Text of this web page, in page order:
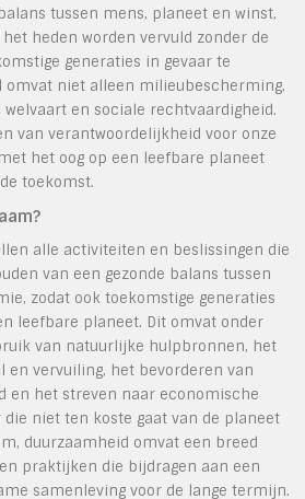
tussen mens, planeet en winst,
heden worden vervuld zonder de
generaties in gevaar te
omvat niet alleen milieubescherming,
en sociale rechtvaardigheid.
van verantwoordelijkheid voor onze
het oog op een leefbare planeet
toekomst.
alle activiteiten en beslissingen die
van een gezonde balans tussen
zodat ook toekomstige generaties
leefbare planeet. Dit omvat onder
van natuurlijke hulpbronnen, het
en vervuiling, het bevorderen van
en het streven naar economische
niet ten koste gaat van de planeet
duurzaamheid omvat een breed
praktijken die bijdragen aan een
samenleving voor de lange termijn.